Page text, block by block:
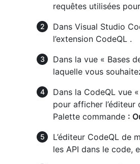
requêtes utilisées
Dans Visual Studio
l’extension CodeQL .
Dans la vue « Bases
laquelle vous
Dans la CodeQL vue
pour afficher
Palette commande :
L’éditeur CodeQL de
les API dans le code,